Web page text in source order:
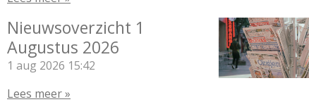
Nieuwsoverzicht 1
Augustus 2026
1 aug 2026 15:42
Lees meer »